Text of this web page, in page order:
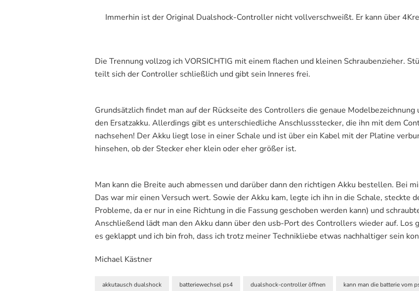
Immerhin ist der Original Dualshock-Controller nicht vollverschweißt. Er kann über
Die Trennung vollzog ich VORSICHTIG mit einem flachen und kleinen Schraubenzieher.
teilt sich der Controller schließlich und gibt sein Inneres frei.
Grundsätzlich findet man auf der Rückseite des Controllers die genaue
den Ersatzakku. Allerdings gibt es unterschiedliche Anschlussstecker, die ihn mit dem
nachsehen! Der Akku liegt lose in einer Schale und ist über ein Kabel mit der Platine
hinsehen, ob der Stecker eher klein oder eher größer ist.
Man kann die Breite auch abmessen und darüber dann den richtigen Akku bestellen. Bei
Das war mir einen Versuch wert. Sowie der Akku kam, legte ich ihn in die Schale, steckte
Probleme, da er nur in eine Richtung in die Fassung geschoben werden kann) und
Anschließend lädt man den Akku dann über den usb-Port des Controllers wieder auf. Los
es geklappt und ich bin froh, dass ich trotz meiner Technikliebe etwas nachhaltiger sein
Michael Kästner
akkutausch dualshock batteriewechsel ps4 dualshock-controller öffnen kann man die batterie vom